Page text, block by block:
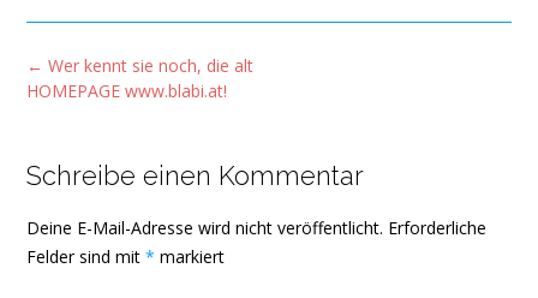
Post
navigation
← Wer kennt sie noch, die alt
HOMEPAGE www.blabi.at!
Schreibe einen Kommentar
Deine E-Mail-Adresse wird nicht veröffentlicht. Erforderliche
Felder sind mit * markiert